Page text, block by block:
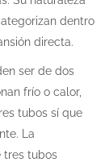
dentro
directa.
ser de dos
frío o calor,
tubos sí que
La
tres tubos